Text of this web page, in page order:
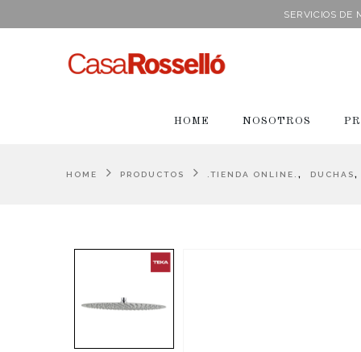
SERVICIOS DE
HOME NOSOTROS
HOME PRODUCTOS .TIENDA ONLINE. , DUCHAS,